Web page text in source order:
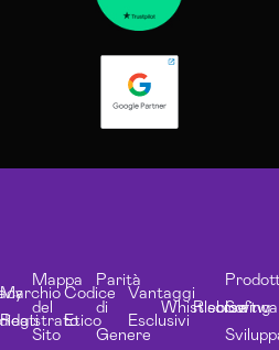
Marchio
Registrato
Mappa
del
Sito
Codice
Etico
Parità
di
Genere
Vantaggi
Esclusivi
Whistleblowing
Risorse